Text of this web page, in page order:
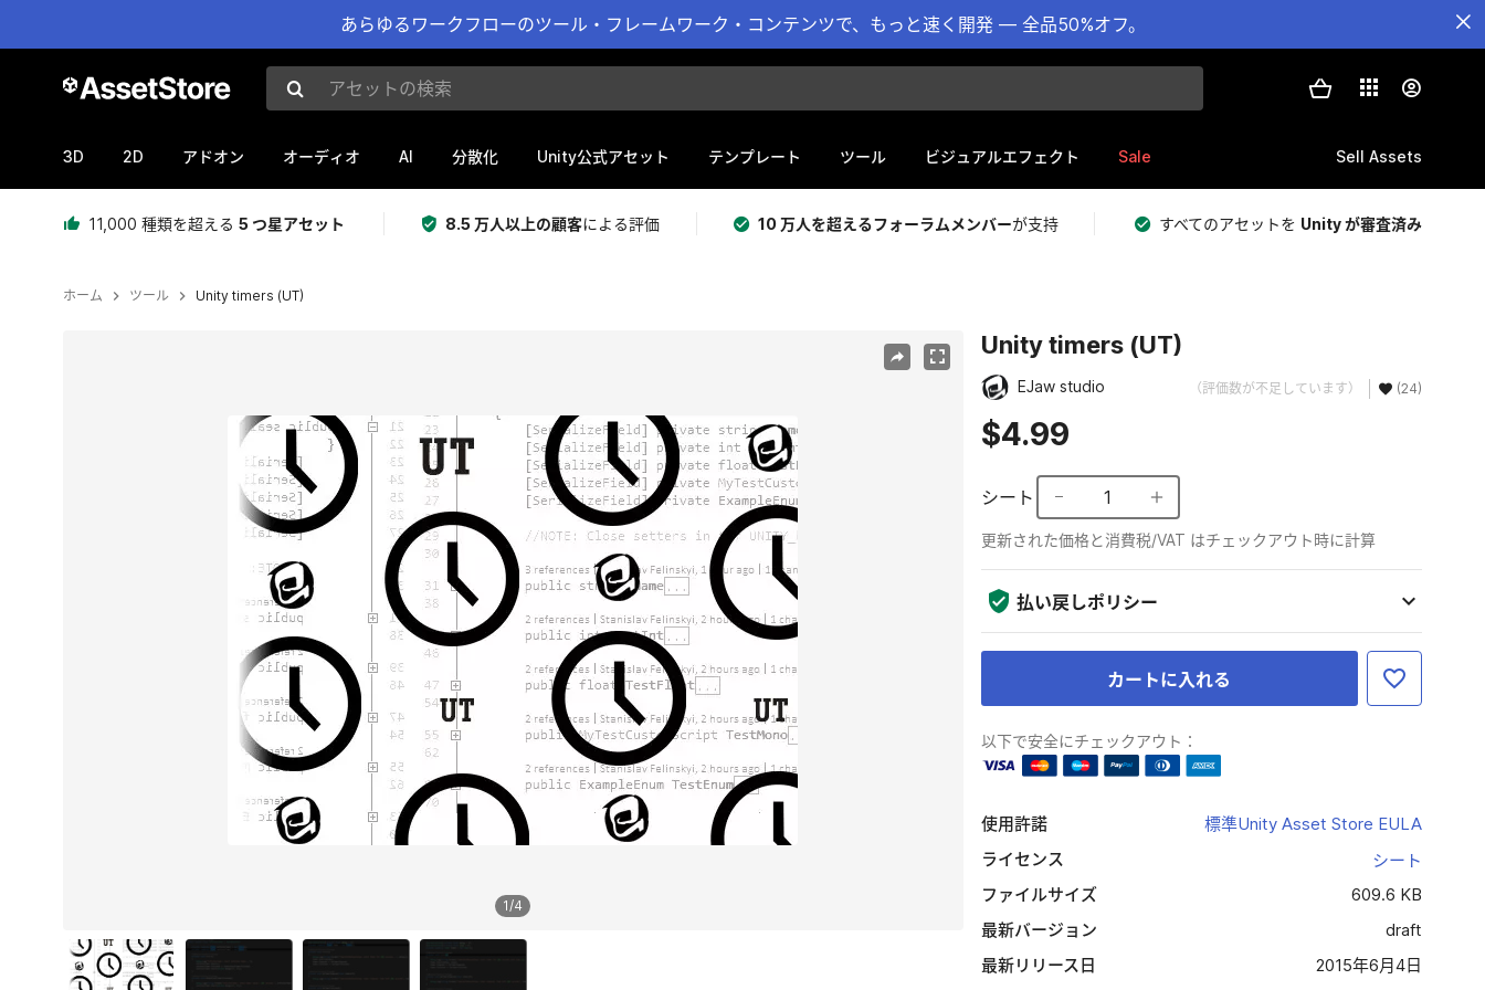
あらゆるワークフローのツール・フレームワーク・コンテンツで、もっと速く開発 — 全品50%オフ。
アセットの検索
3D 2D アドオン オーディオ AI 分散化 Unity公式アセット テンプレート ツール ビジュアルエフェクト Sale Sell Assets
11,000 種類を超える 5 つ星アセット 8.5 万人以上の顧客による評価 10 万人を超えるフォーラムメンバーが支持 すべてのアセットを Unity が審査済み
ホーム ツール Unity timers (UT)
1/4
Unity timers (UT)
EJaw studio （評価数が不足しています） (24)
$4.99
シート 1
更新された価格と消費税/VAT はチェックアウト時に計算
払い戻しポリシー
カートに入れる
以下で安全にチェックアウト：
使用許諾
標準Unity Asset Store EULA
ライセンス
シート
ファイルサイズ
609.6 KB
最新バージョン
draft
最新リリース日
2015年6月4日